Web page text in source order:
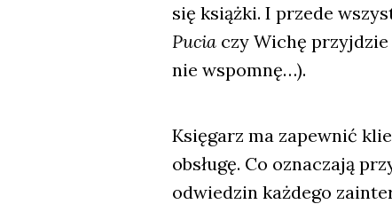
się książ­ki. I przede
Puciaczy Wichę przyj­dzie
nie wspo­mnę…).
Księ­garz ma zapew­nić
obsłu­gę. Co ozna­cza­ją
odwie­dzin każ­de­go